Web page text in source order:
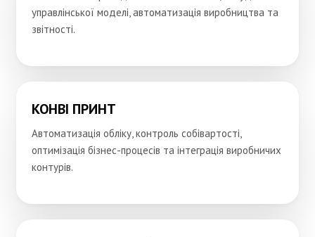
управлінської моделі, автоматизація виробництва та
звітності.
КОНВІ ПРИНТ
Автоматизація обліку, контроль собівартості,
оптимізація бізнес-процесів та інтеграція виробничих
контурів.